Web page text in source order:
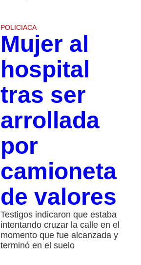
POLICIACA
Mujer al
hospital
tras ser
arrollada
por
camioneta
de valores
Testigos indicaron que estaba
intentando cruzar la calle en el
momento que fue alcanzada y
terminó en el suelo